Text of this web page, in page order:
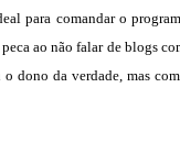
para comandar o
ao não falar de blogs
dono da verdade, mas